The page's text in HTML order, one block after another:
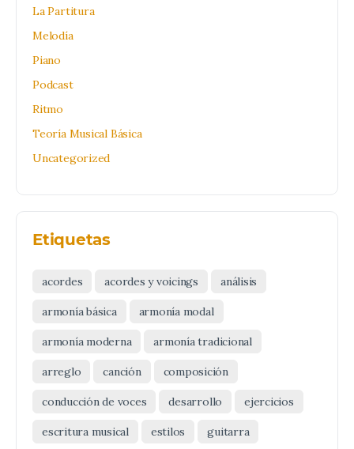
La Partitura
Melodía
Piano
Podcast
Ritmo
Teoría Musical Básica
Uncategorized
Etiquetas
acordes acordes y voicings análisis
armonía básica armonía modal
armonía moderna armonía tradicional
arreglo canción composición
conducción de voces desarrollo ejercicios
escritura musical estilos guitarra